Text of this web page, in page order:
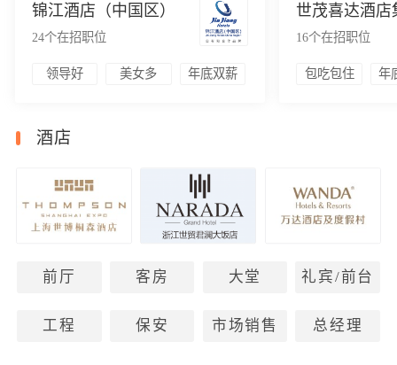
锦江酒店（中国区）
24个在招职位
领导好 美女多 年底双薪
世茂喜达酒店
16个在招职位
包吃包住 年
酒店
前厅 客房 大堂 礼宾/前台
工程 保安 市场销售 总经理